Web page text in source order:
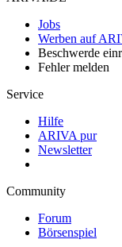
Jobs
Werben auf
Beschwerde
Fehler melden
Service
Hilfe
ARIVA pur
Newsletter
Community
Forum
Börsenspiel